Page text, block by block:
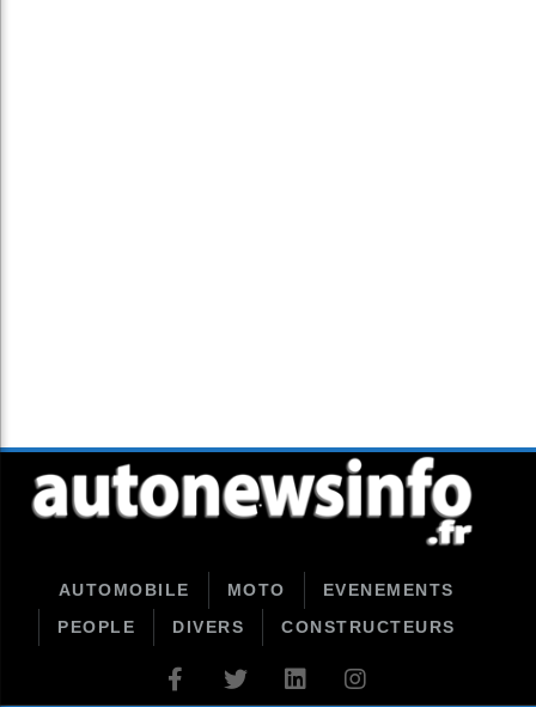
AUTOMOBILE MOTO
EVENEMENTS
PEOPLE
DIVERS CONSTRUCTEURS